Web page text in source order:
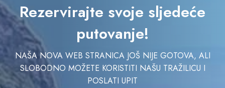
Rezervirajte svoje sljedeće
putovanje!
NAŠA NOVA WEB STRANICA JOŠ NIJE GOTOVA, ALI
SLOBODNO MOŽETE KORISTITI NAŠU TRAŽILICU I
POSLATI UPIT